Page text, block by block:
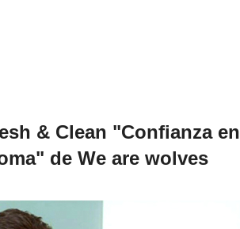
& Clean "Confianza en
de We are wolves